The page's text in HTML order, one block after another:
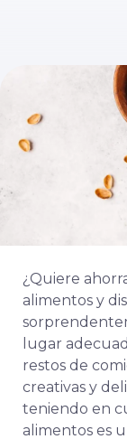
¿Quiere
alimentos y
lugar
restos de
creativas y
teniendo en
alimentos es